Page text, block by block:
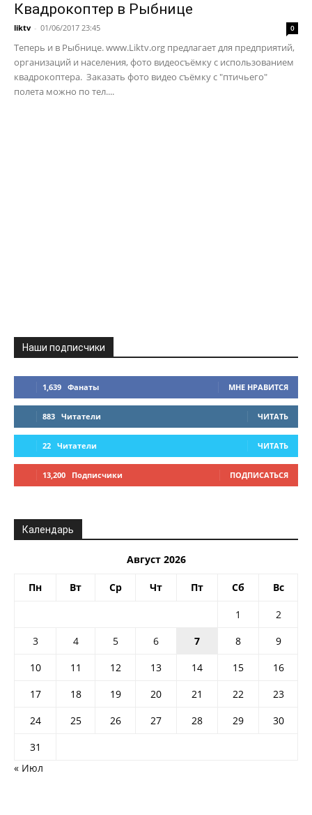
Квадрокоптер в Рыбнице
liktv - 01/06/2017 23:45 0
Теперь и в Рыбнице. www.Liktv.org предлагает для предприятий,
организаций и населения, фото видеосъёмку с использованием
квадрокоптера. Заказать фото видео съёмку с "птичьего"
полета можно по тел....
Наши подписчики
1,639 Фанаты МНЕ НРАВИТСЯ
883 Читатели ЧИТАТЬ
22 Читатели ЧИТАТЬ
13,200 Подписчики ПОДПИСАТЬСЯ
Календарь
Август 2026
Пн Вт Ср Чт Пт Сб Вс
1
2
3
4 5 6 7 8
9
10
11 12 13 14 15
16
17
18 19 20 21 22
23
24
25 26 27 28 29
30
31
« Июл